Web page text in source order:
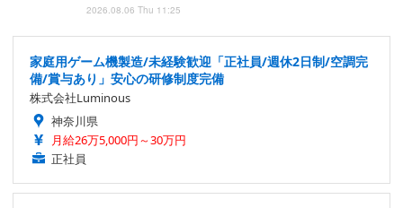
2026.08.06 Thu 11:25
家庭用ゲーム機製造/未経験歓迎「正社員/週休2日制/空調完
備/賞与あり」安心の研修制度完備
株式会社Luminous
神奈川県
月給26万5,000円～30万円
正社員